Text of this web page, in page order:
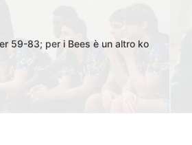
59-83; per i Bees è un altro ko